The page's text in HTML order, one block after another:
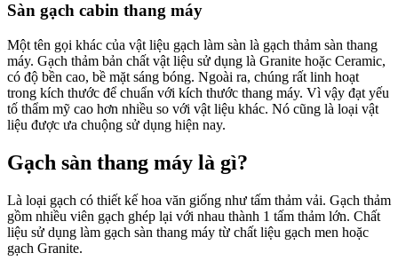
Sàn gạch cabin thang máy
Một tên gọi khác của vật liệu gạch làm sàn là gạch thảm sàn thang
máy. Gạch thảm bản chất vật liệu sử dụng là Granite hoặc Ceramic,
có độ bền cao, bề mặt sáng bóng. Ngoài ra, chúng rất linh hoạt
trong kích thước để chuẩn với kích thước thang máy. Vì vậy đạt yếu
tố thẩm mỹ cao hơn nhiều so với vật liệu khác. Nó cũng là loại vật
liệu được ưa chuộng sử dụng hiện nay.
Gạch sàn thang máy là gì?
Là loại gạch có thiết kế hoa văn giống như tấm thảm vải. Gạch thảm
gồm nhiều viên gạch ghép lại với nhau thành 1 tấm thảm lớn. Chất
liệu sử dụng làm gạch sàn thang máy từ chất liệu gạch men hoặc
gạch Granite.